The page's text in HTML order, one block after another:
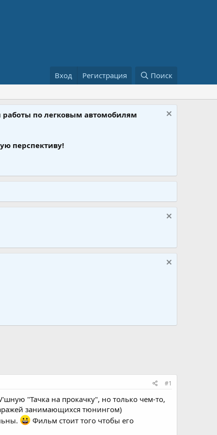
Вход Регистрация Поиск
работы по легковым автомобилям
перспективу!
#1
"Тачка на прокачку", но только чем-то,
занимающихся тюнингом)
Фильм стоит того чтобы его